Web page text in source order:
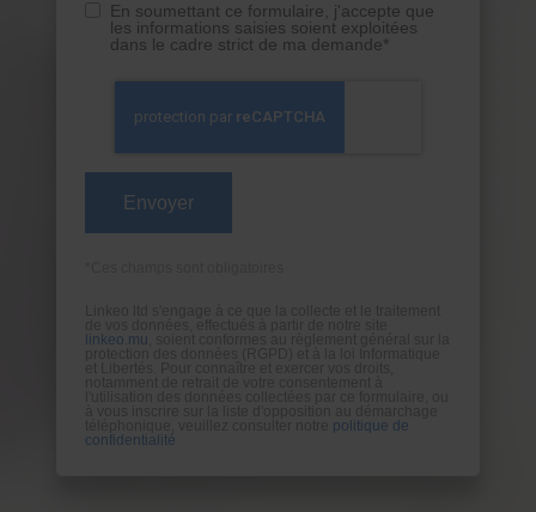
En soumettant ce formulaire, j'accepte que
les informations saisies soient exploitées
dans le cadre strict de ma demande*
linkeo.mu
politique de
confidentialité